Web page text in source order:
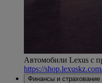
Автомобили Lexus с
https://
Финансы и страхование